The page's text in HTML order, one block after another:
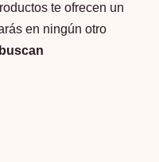
te ofrecen un
en ningún otro